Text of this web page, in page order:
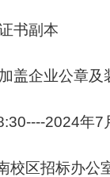
书副本
盖企业公章
2024年7
校区招标办公